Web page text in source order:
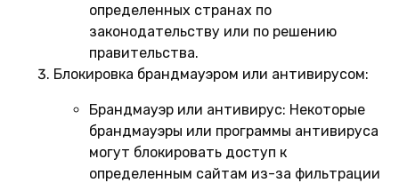
определенных странах по
законодательству или по решению
правительства.
Блокировка брандмауэром или антивирусом:
Брандмауэр или антивирус: Некоторые
брандмауэры или программы антивируса
могут блокировать доступ к
определенным сайтам из-за фильтрации